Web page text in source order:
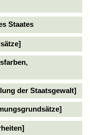
Staates
der Staatsgewalt]